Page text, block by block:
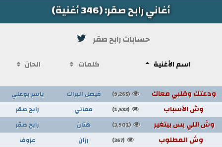
أغاني رابح صقر: (346 أغنية)
حسابات رابح صقر
اسم الأغنية كلمات الحان
ودعتك وقلبي معاك (9,265) فيصل البراك ياسر بوعلي
وش الأسباب (1,532) معاني رابح صقر
وش اللي بس بيتغير (3,901) هتان رابح صقر
وش المطلوب (367) رزان عزوف